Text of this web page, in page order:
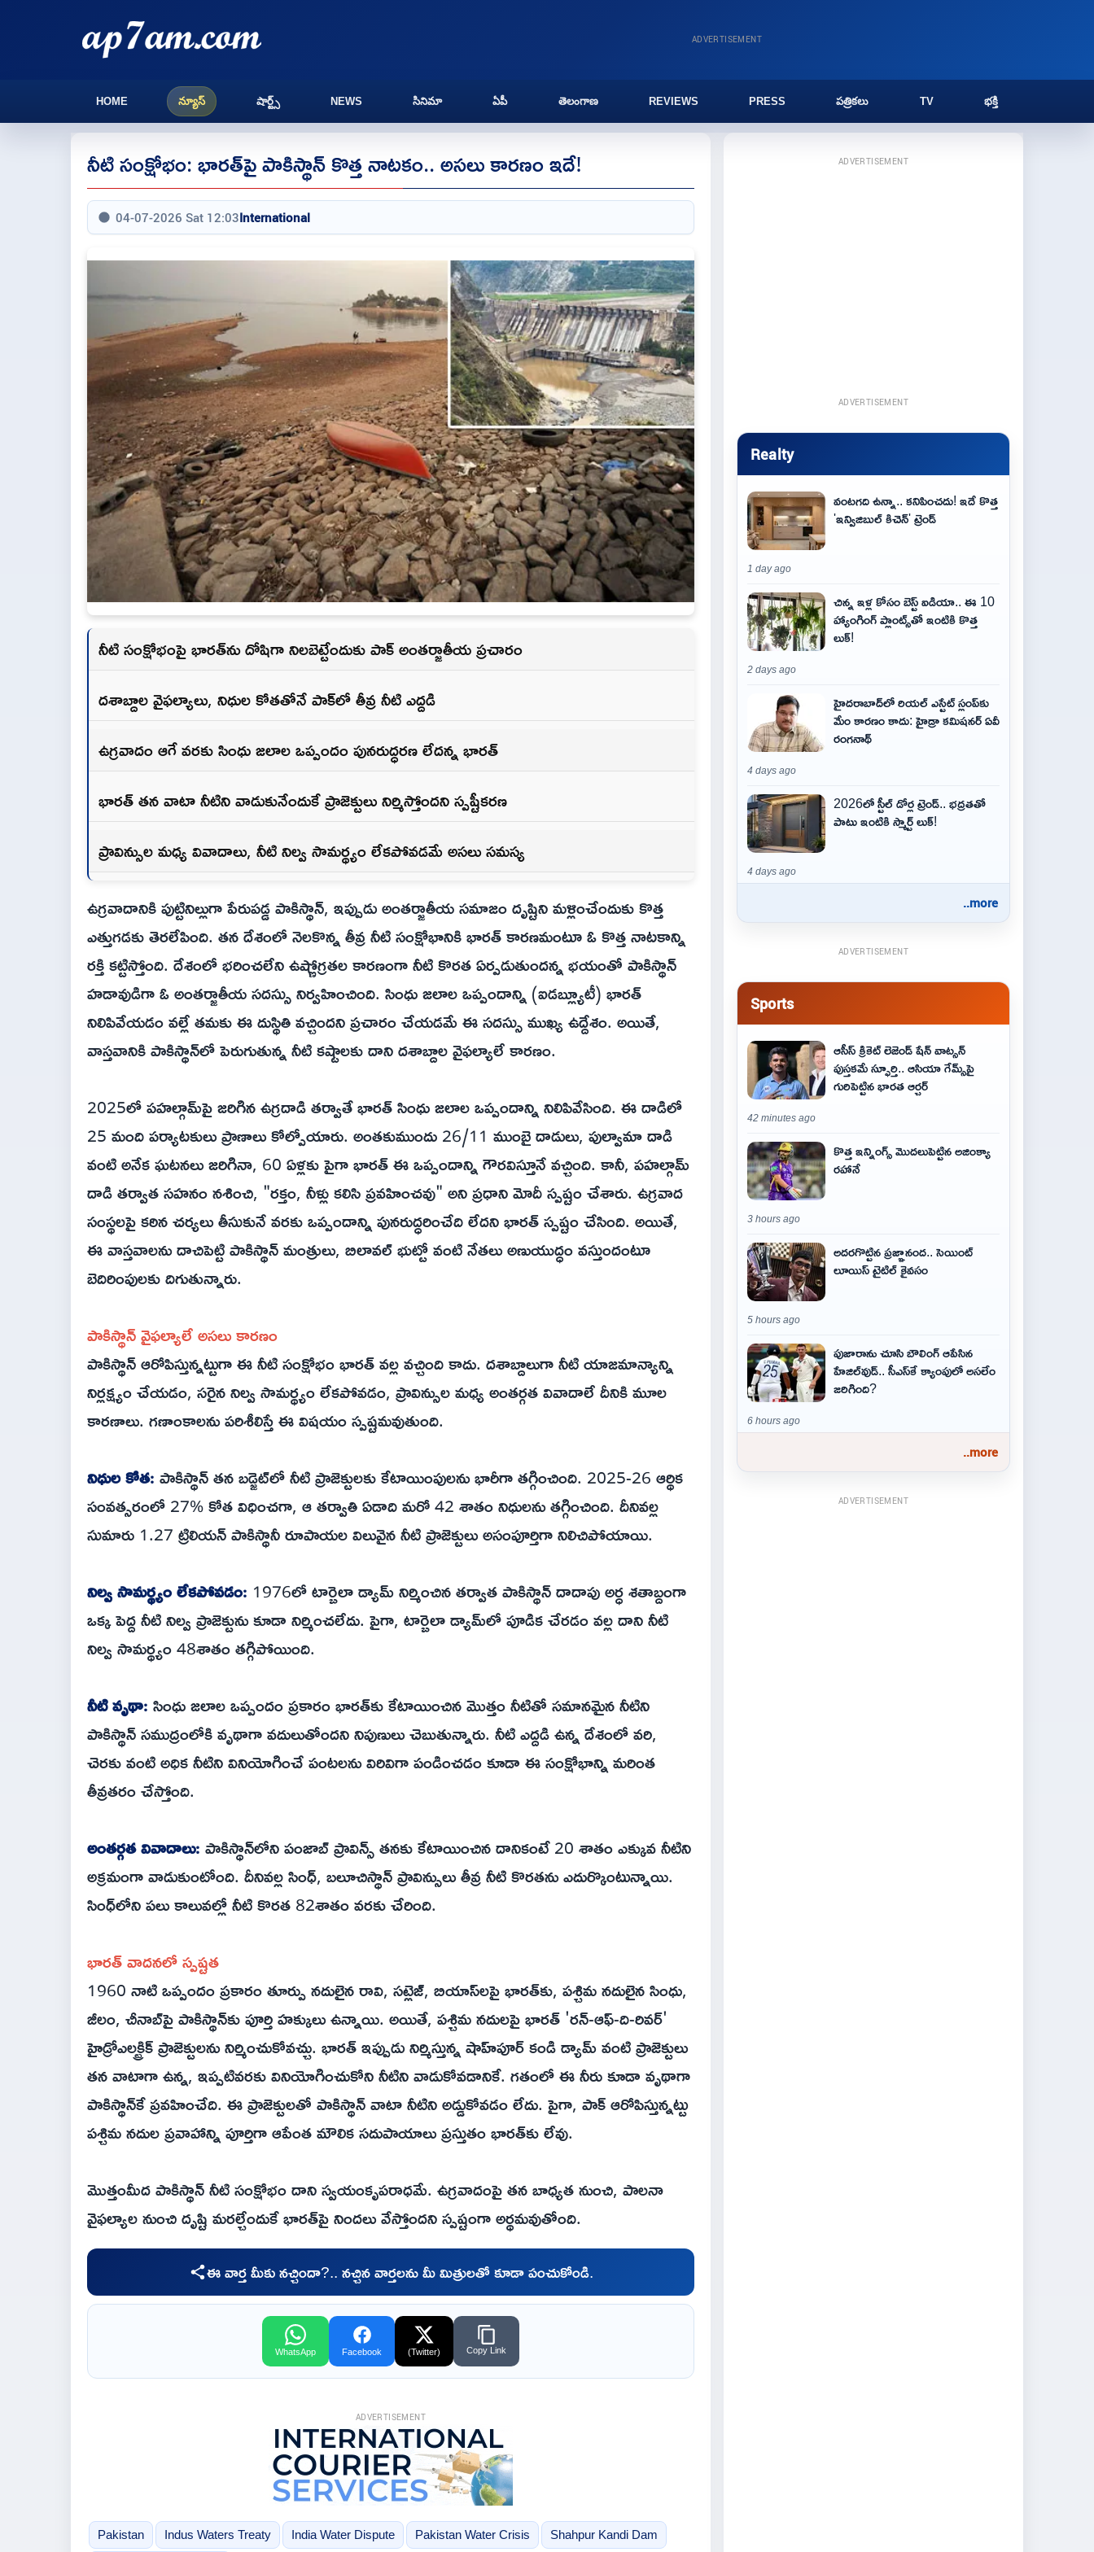
ADVERTISEMENT
HOME న్యూస్ షార్ట్స్ NEWS సినిమా ఏపీ తెలంగాణ REVIEWS PRESS పత్రికలు TV భక్తి
నీటి సంక్షోభం: భారత్‌పై పాకిస్థాన్ కొత్త నాటకం.. అసలు కారణం ఇదే!
04-07-2026 Sat 12:03International
నీటి సంక్షోభంపై భారత్‌ను దోషిగా నిలబెట్టేందుకు పాక్‌ అంతర్జాతీయ ప్రచారం
దశాబ్దాల వైఫల్యాలు, నిధుల కోతతోనే పాక్‌లో తీవ్ర నీటి ఎద్దడి
ఉగ్రవాదం ఆగే వరకు సింధు జలాల ఒప్పందం పునరుద్ధరణ లేదన్న‌ భారత్
భారత్ తన వాటా నీటిని వాడుకునేందుకే ప్రాజెక్టులు నిర్మిస్తోందని స్పష్టీక‌ర‌ణ‌
ప్రావిన్సుల మధ్య వివాదాలు, నీటి నిల్వ సామర్థ్యం లేకపోవడమే అసలు సమస్య
ఉగ్రవాదానికి పుట్టినిల్లుగా పేరుపడ్డ పాకిస్థాన్, ఇప్పుడు అంతర్జాతీయ సమాజం దృష్టిని మళ్లించేందుకు కొత్త
ఎత్తుగడకు తెరలేపింది. తన దేశంలో నెలకొన్న తీవ్ర నీటి సంక్షోభానికి భారత్‌ కారణమంటూ ఓ కొత్త నాటకాన్ని
రక్తి కట్టిస్తోంది. దేశంలో భరించలేని ఉష్ణోగ్రతల కారణంగా నీటి కొరత ఏర్పడుతుందన్న భయంతో పాకిస్థాన్
హడావుడిగా ఓ అంతర్జాతీయ సదస్సు నిర్వహించింది. సింధు జలాల ఒప్పందాన్ని (ఐడ‌బ్ల్యూటీ) భారత్
నిలిపివేయడం వల్లే తమకు ఈ దుస్థితి వచ్చిందని ప్రచారం చేయడమే ఈ సదస్సు ముఖ్య ఉద్దేశం. అయితే,
వాస్తవానికి పాకిస్థాన్‌లో పెరుగుతున్న నీటి కష్టాలకు దాని దశాబ్దాల వైఫల్యాలే కారణం.
2025లో పహల్గామ్‌పై జరిగిన ఉగ్రదాడి తర్వాతే భారత్ సింధు జలాల ఒప్పందాన్ని నిలిపివేసింది. ఈ దాడిలో
25 మంది పర్యాటకులు ప్రాణాలు కోల్పోయారు. అంతకుముందు 26/11 ముంబై దాడులు, పుల్వామా దాడి
వంటి అనేక ఘటనలు జరిగినా, 60 ఏళ్లకు పైగా భారత్ ఈ ఒప్పందాన్ని గౌరవిస్తూనే వచ్చింది. కానీ, పహల్గామ్
దాడి తర్వాత సహనం నశించి, "రక్తం, నీళ్లు కలిసి ప్రవహించవు" అని ప్రధాని మోదీ స్పష్టం చేశారు. ఉగ్రవాద
సంస్థలపై కఠిన చర్యలు తీసుకునే వరకు ఒప్పందాన్ని పునరుద్ధరించేది లేదని భారత్ స్ప‌ష్టం చేసింది. అయితే,
ఈ వాస్తవాలను దాచిపెట్టి పాకిస్థాన్ మంత్రులు, బిలావల్ భుట్టో వంటి నేతలు అణుయుద్ధం వస్తుందంటూ
బెదిరింపులకు దిగుతున్నారు.
పాకిస్థాన్ వైఫల్యాలే అసలు కారణం
పాకిస్థాన్ ఆరోపిస్తున్నట్టుగా ఈ నీటి సంక్షోభం భారత్ వల్ల వచ్చింది కాదు. దశాబ్దాలుగా నీటి యాజమాన్యాన్ని
నిర్లక్ష్యం చేయడం, సరైన నిల్వ సామర్థ్యం లేకపోవడం, ప్రావిన్సుల మధ్య అంతర్గత వివాదాలే దీనికి మూల
కారణాలు. గణాంకాలను పరిశీలిస్తే ఈ విషయం స్పష్టమవుతుంది.
నిధుల కోత:పాకిస్థాన్ తన బడ్జెట్‌లో నీటి ప్రాజెక్టులకు కేటాయింపులను భారీగా తగ్గించింది. 2025-26 ఆర్థిక
సంవత్సరంలో 27% కోత విధించగా, ఆ తర్వాతి ఏడాది మరో 42 శాతం నిధులను తగ్గించింది. దీనివల్ల
సుమారు 1.27 ట్రిలియన్ పాకిస్థానీ రూపాయల విలువైన నీటి ప్రాజెక్టులు అసంపూర్తిగా నిలిచిపోయాయి.
నిల్వ సామర్థ్యం లేకపోవడం: 1976లో టార్బెలా డ్యామ్ నిర్మించిన తర్వాత పాకిస్థాన్ దాదాపు అర్ధ శతాబ్దంగా
ఒక్క పెద్ద నీటి నిల్వ ప్రాజెక్టును కూడా నిర్మించలేదు. పైగా, టార్బెలా డ్యామ్‌లో పూడిక చేరడం వల్ల దాని నీటి
నిల్వ సామర్థ్యం 48శాతం తగ్గిపోయింది.
నీటి వృథా:సింధు జలాల ఒప్పందం ప్రకారం భారత్‌కు కేటాయించిన మొత్తం నీటితో సమానమైన నీటిని
పాకిస్థాన్ సముద్రంలోకి వృథాగా వదులుతోందని నిపుణులు చెబుతున్నారు. నీటి ఎద్దడి ఉన్న దేశంలో వరి,
చెరకు వంటి అధిక నీటిని వినియోగించే పంటలను విరివిగా పండించడం కూడా ఈ సంక్షోభాన్ని మరింత
తీవ్రతరం చేస్తోంది.
అంతర్గత వివాదాలు:పాకిస్థాన్‌లోని పంజాబ్ ప్రావిన్స్ తనకు కేటాయించిన దానికంటే 20 శాతం ఎక్కువ నీటిని
అక్రమంగా వాడుకుంటోంది. దీనివల్ల సింధ్, బలూచిస్థాన్ ప్రావిన్సులు తీవ్ర నీటి కొరతను ఎదుర్కొంటున్నాయి.
సింధ్‌లోని పలు కాలువల్లో నీటి కొరత 82శాతం వరకు చేరింది.
భారత్ వాదనలో స్పష్టత
1960 నాటి ఒప్పందం ప్రకారం తూర్పు నదులైన రావి, సట్లెజ్, బియాస్‌లపై భారత్‌కు, పశ్చిమ నదులైన సింధు,
జీలం, చీనాబ్‌పై పాకిస్థాన్‌కు పూర్తి హక్కులు ఉన్నాయి. అయితే, పశ్చిమ నదులపై భారత్ 'రన్-ఆఫ్-ది-రివర్'
హైడ్రోఎలక్ట్రిక్ ప్రాజెక్టులను నిర్మించుకోవచ్చు. భారత్ ఇప్పుడు నిర్మిస్తున్న షాహ్‌పూర్ కండి డ్యామ్ వంటి ప్రాజెక్టులు
తన వాటాగా ఉన్న, ఇప్పటివరకు వినియోగించుకోని నీటిని వాడుకోవడానికే. గతంలో ఈ నీరు కూడా వృథాగా
పాకిస్థాన్‌కే ప్రవహించేది. ఈ ప్రాజెక్టులతో పాకిస్థాన్ వాటా నీటిని అడ్డుకోవడం లేదు. పైగా, పాక్ ఆరోపిస్తున్నట్టు
పశ్చిమ నదుల ప్రవాహాన్ని పూర్తిగా ఆపేంత మౌలిక సదుపాయాలు ప్రస్తుతం భారత్‌కు లేవు.
మొత్తంమీద పాకిస్థాన్ నీటి సంక్షోభం దాని స్వయంకృపరాధమే. ఉగ్రవాదంపై తన బాధ్యత నుంచి, పాలనా
వైఫల్యాల నుంచి దృష్టి మరల్చేందుకే భారత్‌పై నిందలు వేస్తోందని స్పష్టంగా అర్థమవుతోంది.
ఈ వార్త మీకు నచ్చిందా?.. నచ్చిన వార్తలను మీ మిత్రులతో కూడా పంచుకోండి.
WhatsApp Facebook (Twitter) Copy Link
ADVERTISEMENT
Pakistan Indus Waters Treaty India Water Dispute Pakistan Water Crisis Shahpur Kandi Dam
ADVERTISEMENT
ADVERTISEMENT
Realty
వంటగది ఉన్నా.. కనిపించదు! ఇదే కొత్త
'ఇన్విజిబుల్ కిచెన్' ట్రెండ్
1 day ago
చిన్న ఇళ్ల కోసం బెస్ట్ ఐడియా.. ఈ 10
హ్యాంగింగ్ ప్లాంట్స్‌తో ఇంటికి కొత్త
లుక్!
2 days ago
హైదరాబాద్‌లో రియల్ ఎస్టేట్ స్లంప్‌కు
మేం కారణం కాదు: హైడ్రా కమిషనర్ ఏవీ
రంగనాథ్
4 days ago
2026లో స్టీల్ డోర్ల ట్రెండ్.. భద్రతతో
పాటు ఇంటికి స్మార్ట్ లుక్!
4 days ago
..more
ADVERTISEMENT
Sports
ఆసీస్ క్రికెట్ లెజెండ్ షేన్ వాట్సన్
పుస్తకమే స్ఫూర్తి.. ఆసియా గేమ్స్‌పై
గురిపెట్టిన భారత ఆర్చర్
42 minutes ago
కొత్త ఇన్నింగ్స్ మొదలుపెట్టిన అజింక్యా
రహానే
3 hours ago
అదరగొట్టిన ప్రజ్ఞానంద.. సెయింట్‌
లూయిస్ టైటిల్‌ కైవసం
5 hours ago
పుజారాను చూసి బౌలింగ్ ఆపేసిన
హేజిల్‌వుడ్.. సీఎస్‌కే క్యాంపులో అసలేం
జరిగింది?
6 hours ago
..more
ADVERTISEMENT